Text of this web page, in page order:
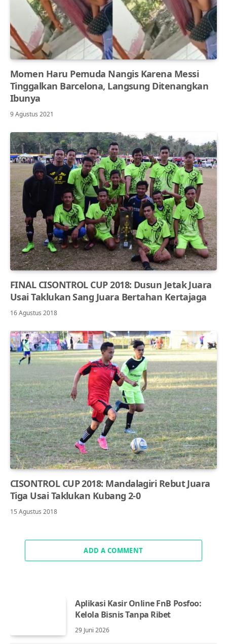
Momen Haru Pemuda Nangis Karena Messi
Tinggalkan Barcelona, Langsung Ditenangkan
Ibunya
9 Agustus 2021
FINAL CISONTROL CUP 2018: Dusun Jetak Juara
Usai Taklukan Sang Juara Bertahan Kertajaga
16 Agustus 2018
CISONTROL CUP 2018: Mandalagiri Rebut Juara
Tiga Usai Taklukan Kubang 2-0
15 Agustus 2018
ADD A COMMENT
Aplikasi Kasir Online FnB Posfoo:
Kelola Bisnis Tanpa Ribet
29 Juni 2026